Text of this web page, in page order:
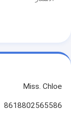
Miss. Chloe
8618802565586